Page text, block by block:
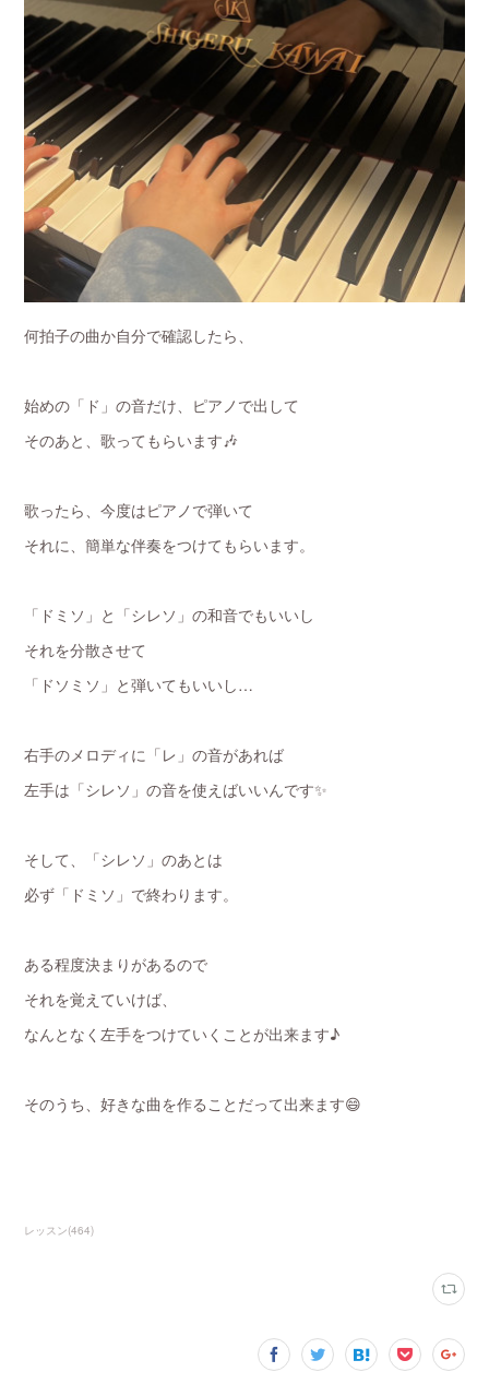
何拍子の曲か自分で確認したら、
始めの「ド」の音だけ、ピアノで出して
そのあと、歌ってもらいます🎶
歌ったら、今度はピアノで弾いて
それに、簡単な伴奏をつけてもらいます。
「ドミソ」と「シレソ」の和音でもいいし
それを分散させて
「ドソミソ」と弾いてもいいし…
右手のメロディに「レ」の音があれば
左手は「シレソ」の音を使えばいいんです✨
そして、「シレソ」のあとは
必ず「ドミソ」で終わります。
ある程度決まりがあるので
それを覚えていけば、
なんとなく左手をつけていくことが出来ます♪
そのうち、好きな曲を作ることだって出来ます😄
レッスン(464)